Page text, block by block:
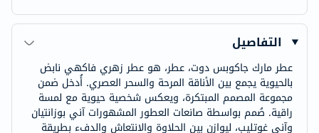
التفاصيل
عطر مارك جاكوبس دوت، عطر، هو عطر زهري فاكهي نابض
بالحيوية يجمع بين الأناقة المرحة والسحر العصري. أُدخل ضمن
مجموعة المصمم المبتكرة، ويعكس شخصية حيوية مع لمسة
راقية. صُمم بواسطة صانعات العطور المشهورات آني بوزانتيان
وآني غوتليب، ليوازن بين الحلاوة والانتعاش والدفء بطريقة